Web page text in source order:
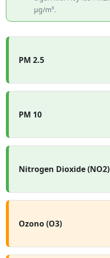
µg/m³.
PM 2.5
PM 10
Nitrogen Dioxide (NO2)
Ozono (O3)